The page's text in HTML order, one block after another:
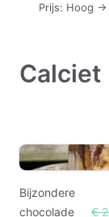
Prijs: Hoog ->
Calciet
Bijzondere
chocolade
€